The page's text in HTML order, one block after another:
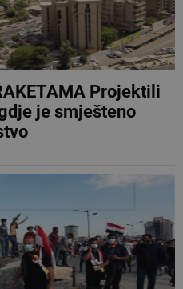
Projektili
je smješteno